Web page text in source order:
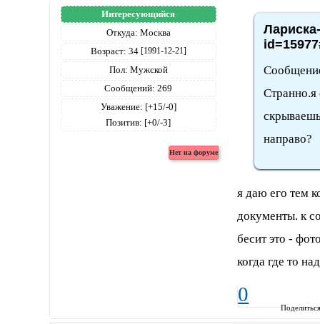
Интересующийся
Откуда: Москва
Возраст: 34 [1991-12-21]
Пол: Мужской
Сообщений: 269
Уважение: [+15/-0]
Позитив: [+0/-3]
Странно.я
направо?
я даю его тем
документы. к
бесит это -
когда где то
0